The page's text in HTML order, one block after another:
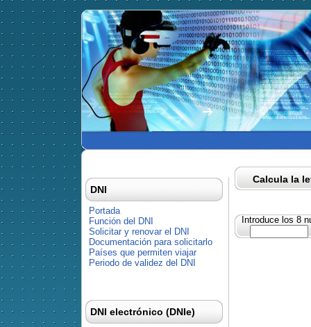
Calcula la
Introduce los 8
DNI
Portada
Función del DNI
Solicitar y renovar el DNI
Documentación para solicitarlo
Países que permiten viajar
Periodo de validez del DNI
DNI electrónico (DNIe)